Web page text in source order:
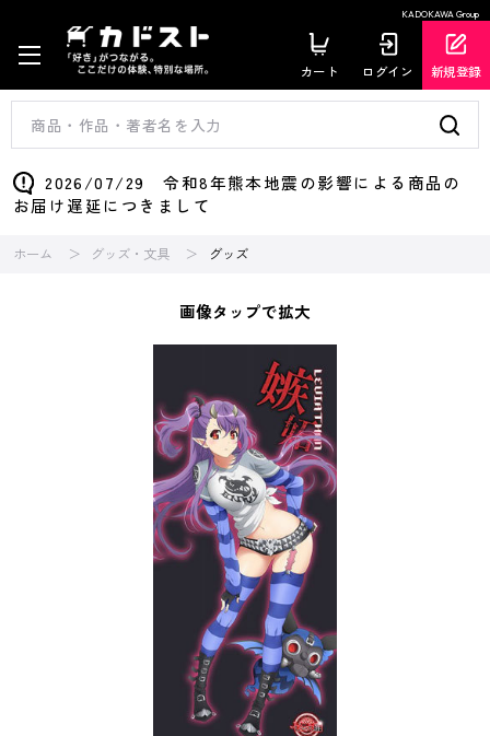
KADOKAWA Group
カート ログイン 新規登録
2026/07/29 令和8年熊本地震の影響による商品の
お届け遅延につきまして
ホーム グッズ・文具 グッズ
画像タップで拡大